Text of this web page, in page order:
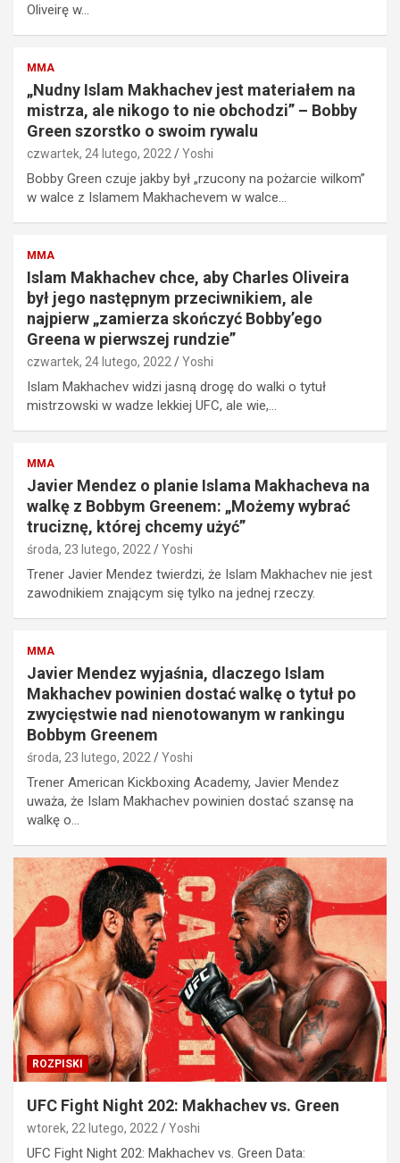
Oliveirę w…
MMA
„Nudny Islam Makhachev jest materiałem na
mistrza, ale nikogo to nie obchodzi” – Bobby
Green szorstko o swoim rywalu
czwartek, 24 lutego, 2022 Yoshi
Bobby Green czuje jakby był „rzucony na pożarcie wilkom”
w walce z Islamem Makhachevem w walce…
MMA
Islam Makhachev chce, aby Charles Oliveira
był jego następnym przeciwnikiem, ale
najpierw „zamierza skończyć Bobby’ego
Greena w pierwszej rundzie”
czwartek, 24 lutego, 2022 Yoshi
Islam Makhachev widzi jasną drogę do walki o tytuł
mistrzowski w wadze lekkiej UFC, ale wie,…
MMA
Javier Mendez o planie Islama Makhacheva na
walkę z Bobbym Greenem: „Możemy wybrać
truciznę, której chcemy użyć”
środa, 23 lutego, 2022 Yoshi
Trener Javier Mendez twierdzi, że Islam Makhachev nie jest
zawodnikiem znającym się tylko na jednej rzeczy.
MMA
Javier Mendez wyjaśnia, dlaczego Islam
Makhachev powinien dostać walkę o tytuł po
zwycięstwie nad nienotowanym w rankingu
Bobbym Greenem
środa, 23 lutego, 2022 Yoshi
Trener American Kickboxing Academy, Javier Mendez
uważa, że Islam Makhachev powinien dostać szansę na
walkę o…
ROZPISKI
UFC Fight Night 202: Makhachev vs. Green
wtorek, 22 lutego, 2022 Yoshi
UFC Fight Night 202: Makhachev vs. Green Data: